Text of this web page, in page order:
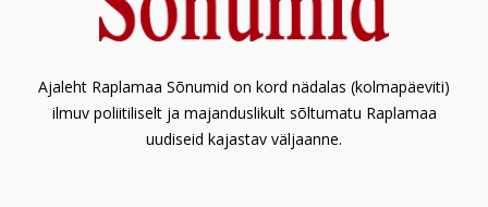
Ajaleht Raplamaa Sõnumid on kord nädalas (kolmapäeviti)
ilmuv poliitiliselt ja majanduslikult sõltumatu Raplamaa
uudiseid kajastav väljaanne.